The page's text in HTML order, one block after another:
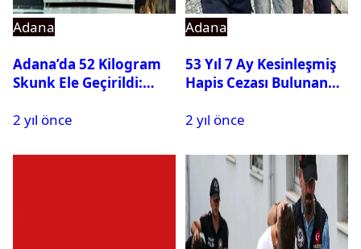
Adana
Adana’da 52 Kilogram
Skunk Ele Geçirildi:
2 yıl önce
Adana
53 Yıl 7 Ay Kesinleşmiş
Hapis Cezası Bulunan
2 yıl önce